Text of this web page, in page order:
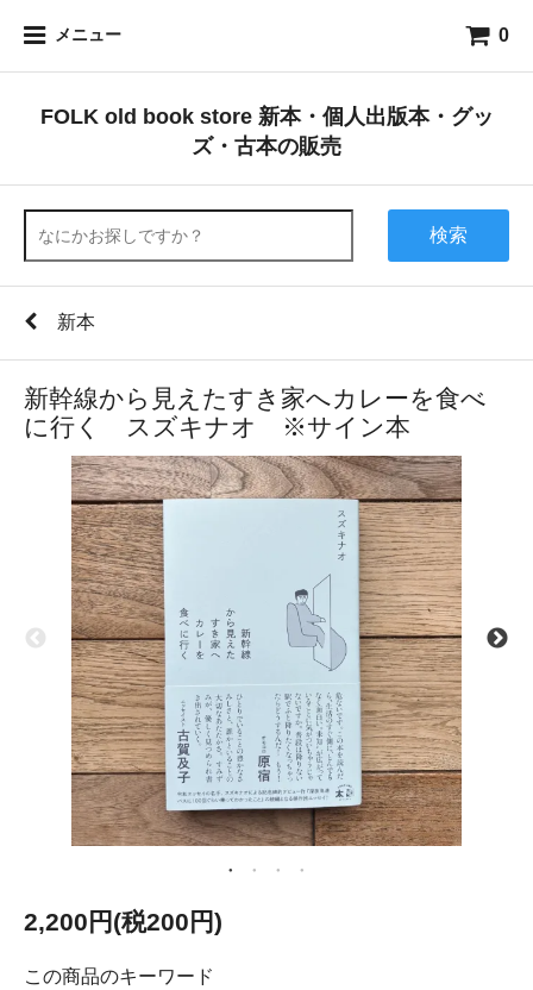
メニュー 0
FOLK old book store 新本・個人出版本・グッ
ズ・古本の販売
検索
新本
新幹線から見えたすき家へカレーを食べ
に行く スズキナオ ※サイン本
2,200円(税200円)
この商品のキーワード